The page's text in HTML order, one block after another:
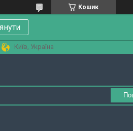
Кошик
Київ, Україна